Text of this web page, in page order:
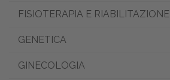
FISIOTERAPIA E RIABILITAZIONE
GENETICA
GINECOLOGIA